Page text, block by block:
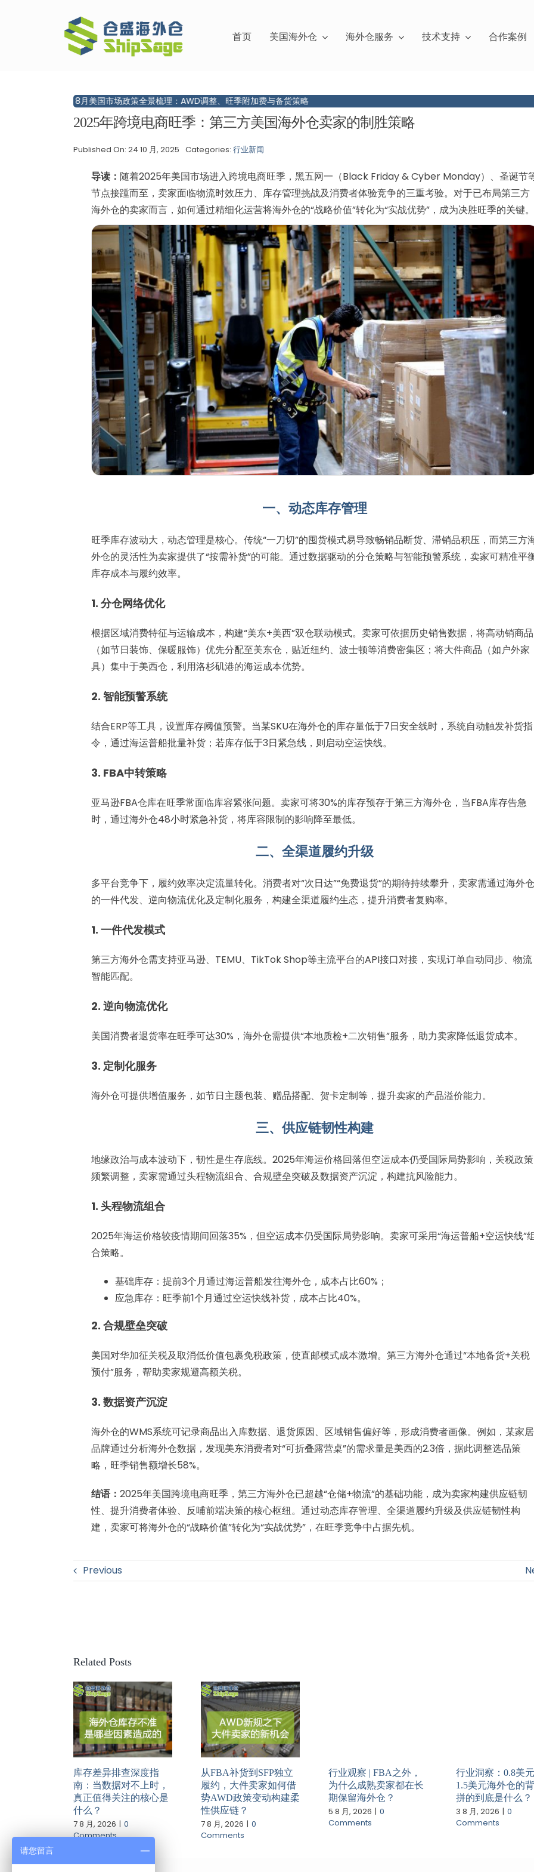
首页 美国海外仓 海外仓服务 技术支持 合作案例
8月美国市场政策全景梳理：AWD调整、旺季附加费与备货策略
2025年跨境电商旺季：第三方美国海外仓卖家的制胜策略
Published On: 24 10 月, 2025 Categories: 行业新闻
导读： 随着2025年美国市场进入跨境电商旺季，黑五网一（Black Friday & Cyber Monday）、圣诞节
节点接踵而至，卖家面临物流时效压力、库存管理挑战及消费者体验竞争的三重考验。对于已布局第三方
海外仓的卖家而言，如何通过精细化运营将海外仓的“战略价值”转化为“实战优势”，成为决胜旺季的关键。
一、动态库存管理
旺季库存波动大，动态管理是核心。传统“一刀切”的囤货模式易导致畅销品断货、滞销品积压，而第三方
外仓的灵活性为卖家提供了“按需补货”的可能。通过数据驱动的分仓策略与智能预警系统，卖家可精准平
库存成本与履约效率。
1. 分仓网络优化
根据区域消费特征与运输成本，构建“美东+美西”双仓联动模式。卖家可依据历史销售数据，将高动销商品
（如节日装饰、保暖服饰）优先分配至美东仓，贴近纽约、波士顿等消费密集区；将大件商品（如户外家
具）集中于美西仓，利用洛杉矶港的海运成本优势。
2. 智能预警系统
结合ERP等工具，设置库存阈值预警。当某SKU在海外仓的库存量低于7日安全线时，系统自动触发补货指
令，通过海运普船批量补货；若库存低于3日紧急线，则启动空运快线。
3. FBA中转策略
亚马逊FBA仓库在旺季常面临库容紧张问题。卖家可将30%的库存预存于第三方海外仓，当FBA库存告急
时，通过海外仓48小时紧急补货，将库容限制的影响降至最低。
二、全渠道履约升级
多平台竞争下，履约效率决定流量转化。消费者对“次日达”“免费退货”的期待持续攀升，卖家需通过海外仓
的一件代发、逆向物流优化及定制化服务，构建全渠道履约生态，提升消费者复购率。
1. 一件代发模式
第三方海外仓需支持亚马逊、TEMU、TikTok Shop等主流平台的API接口对接，实现订单自动同步、物流
智能匹配。
2. 逆向物流优化
美国消费者退货率在旺季可达30%，海外仓需提供“本地质检+二次销售”服务，助力卖家降低退货成本。
3. 定制化服务
海外仓可提供增值服务，如节日主题包装、赠品搭配、贺卡定制等，提升卖家的产品溢价能力。
三、供应链韧性构建
地缘政治与成本波动下，韧性是生存底线。2025年海运价格回落但空运成本仍受国际局势影响，关税政策
频繁调整，卖家需通过头程物流组合、合规壁垒突破及数据资产沉淀，构建抗风险能力。
1. 头程物流组合
2025年海运价格较疫情期间回落35%，但空运成本仍受国际局势影响。卖家可采用“海运普船+空运快线”
合策略。
基础库存：提前3个月通过海运普船发往海外仓，成本占比60%；
应急库存：旺季前1个月通过空运快线补货，成本占比40%。
2. 合规壁垒突破
美国对华加征关税及取消低价值包裹免税政策，使直邮模式成本激增。第三方海外仓通过“本地备货+关税
预付”服务，帮助卖家规避高额关税。
3. 数据资产沉淀
海外仓的WMS系统可记录商品出入库数据、退货原因、区域销售偏好等，形成消费者画像。例如，某家居
品牌通过分析海外仓数据，发现美东消费者对“可折叠露营桌”的需求量是美西的2.3倍，据此调整选品策
略，旺季销售额增长58%。
结语： 2025年美国跨境电商旺季，第三方海外仓已超越“仓储+物流”的基础功能，成为卖家构建供应链韧
性、提升消费者体验、反哺前端决策的核心枢纽。通过动态库存管理、全渠道履约升级及供应链韧性构
建，卖家可将海外仓的“战略价值”转化为“实战优势”，在旺季竞争中占据先机。
Previous
Related Posts
库存差异排查深度指
南：当数据对不上时，
真正值得关注的核心是
什么？
7 8 月, 2026 | 0
Comments
从FBA补货到SFP独立
履约，大件卖家如何借
势AWD政策变动构建柔
性供应链？
7 8 月, 2026 | 0
Comments
行业观察 | FBA之外，
为什么成熟卖家都在长
期保留海外仓？
5 8 月, 2026 | 0
Comments
行业洞察：0.8美
1.5美元海外仓的
拼的到底是什么？
3 8 月, 2026 | 0
Comments
请您留言